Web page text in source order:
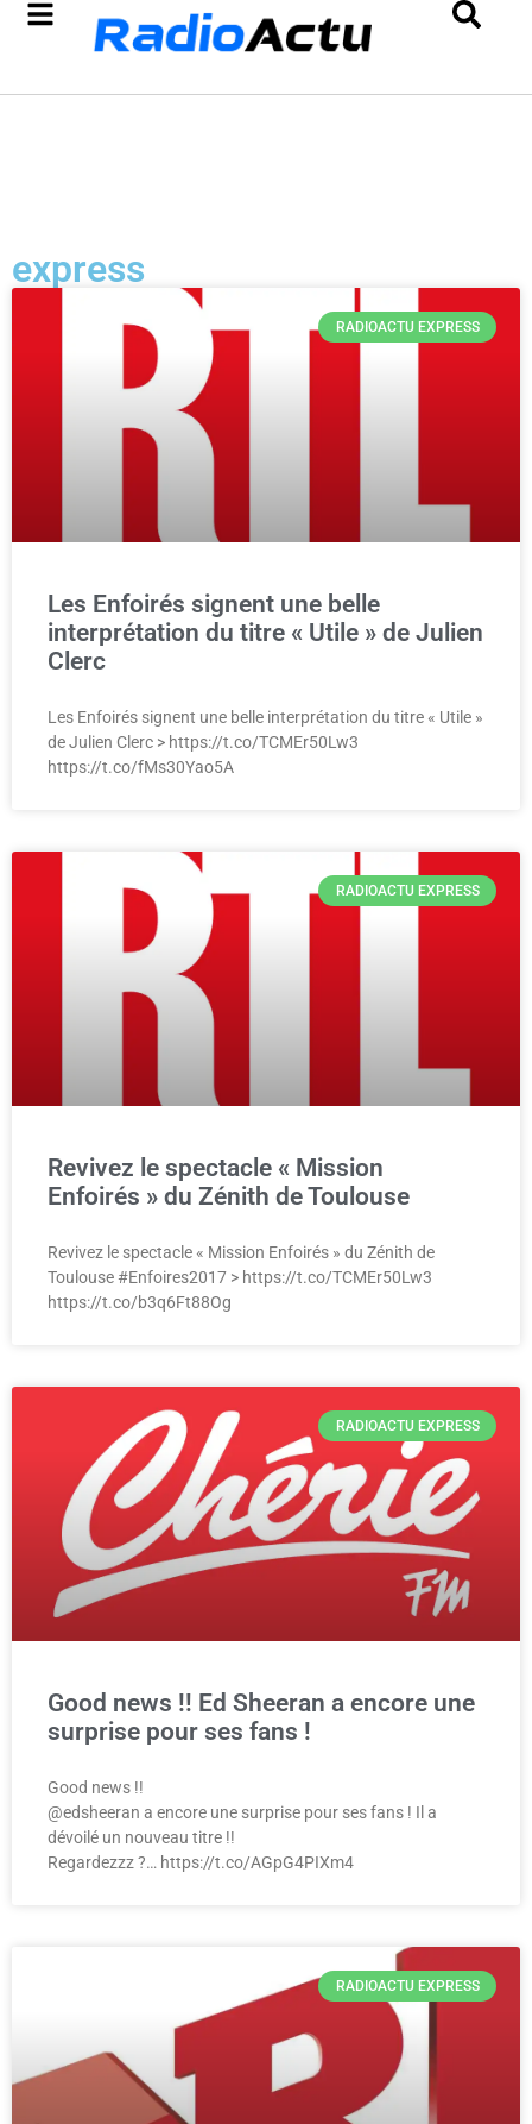
express
RADIOACTU EXPRESS
Les Enfoirés signent une belle
interprétation du titre « Utile » de Julien
Clerc
Les Enfoirés signent une belle interprétation du titre « Utile »
de Julien Clerc > https://t.co/TCMEr50Lw3
https://t.co/fMs30Yao5A
RADIOACTU EXPRESS
Revivez le spectacle « Mission
Enfoirés » du Zénith de Toulouse
Revivez le spectacle « Mission Enfoirés » du Zénith de
Toulouse #Enfoires2017 > https://t.co/TCMEr50Lw3
https://t.co/b3q6Ft88Og
RADIOACTU EXPRESS
Good news !! Ed Sheeran a encore une
surprise pour ses fans !
Good news !!
@edsheeran a encore une surprise pour ses fans ! Il a
dévoilé un nouveau titre !!
Regardezzz ?… https://t.co/AGpG4PIXm4
RADIOACTU EXPRESS